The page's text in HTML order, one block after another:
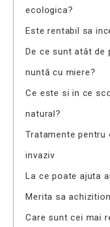
ecologica?
Este rentabil sa
De ce sunt atât de
nuntă cu miere?
Ce este si in ce
natural?
Tratamente pentru
invaziv
La ce poate ajuta
Merita sa
Care sunt cei mai